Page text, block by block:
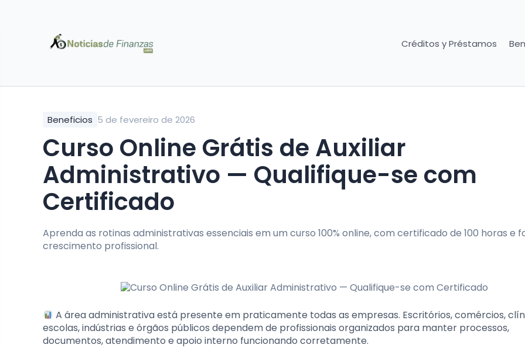
Créditos y Préstamos
Beneficios 5 de fevereiro de 2026
Curso Online Grátis de Auxiliar
Administrativo — Qualifique-se com
Certificado
Aprenda as rotinas administrativas essenciais em um curso 100% online, com certificado de 100 horas e
crescimento profissional.
A área administrativa está presente em praticamente todas as empresas. Escritórios, comércios,
escolas, indústrias e órgãos públicos dependem de profissionais organizados para manter processos,
documentos, atendimento e apoio interno funcionando corretamente.